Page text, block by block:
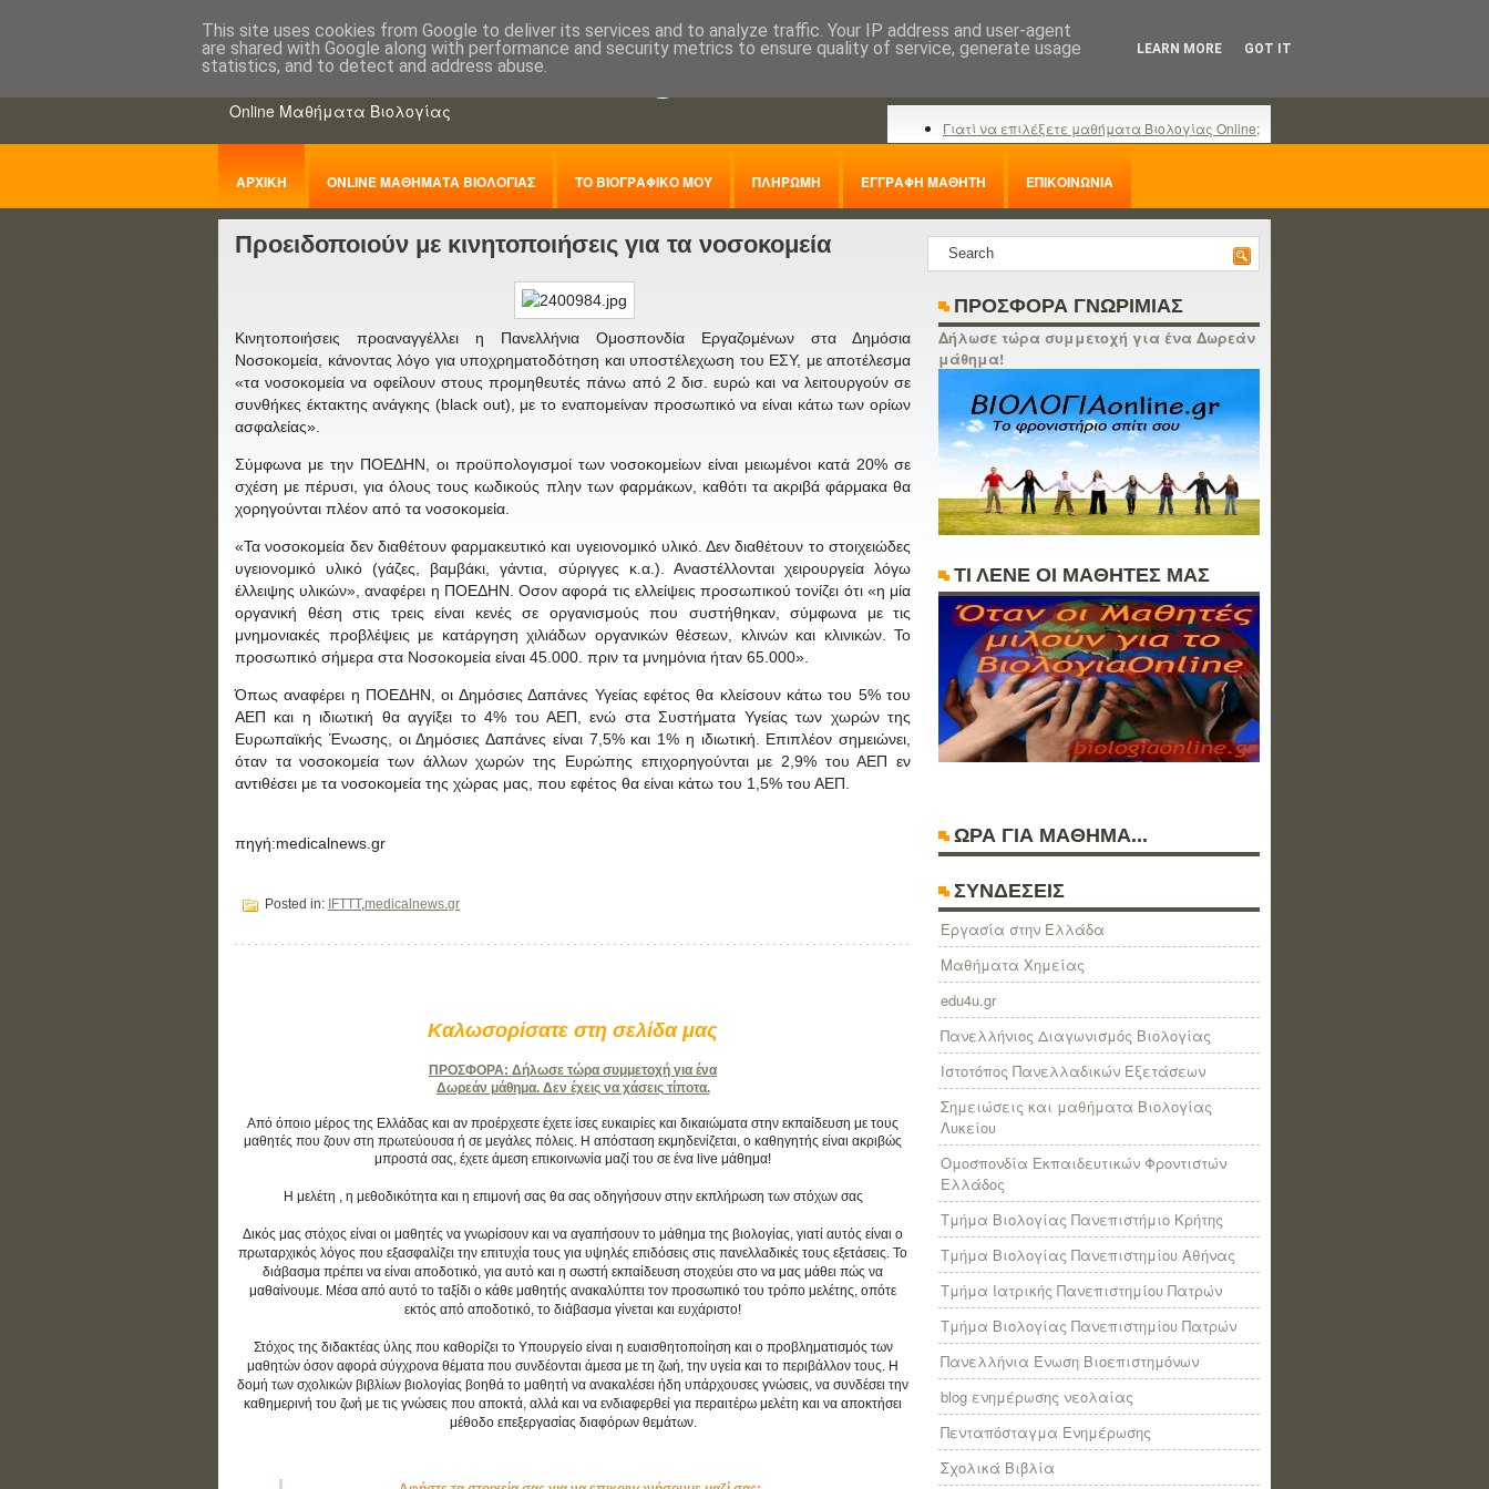
ΒΙΟΛΟΓΙΑonline.gr
Online Μαθήματα Βιολογίας
Γιατί να επιλέξετε μαθήματα Βιολογίας Online;
ΑΡΧΙΚΗ ONLINE ΜΑΘΗΜΑΤΑ ΒΙΟΛΟΓΙΑΣ ΤΟ ΒΙΟΓΡΑΦΙΚΟ ΜΟΥ ΠΛΗΡΩΜΗ ΕΓΓΡΑΦΗ ΜΑΘΗΤΗ ΕΠΙΚΟΙΝΩΝΙΑ
ΠΑΝΕΛΛΑΔΙΚΕΣ
Προειδοποιούν με κινητοποιήσεις για τα νοσοκομεία
Κινητοποιήσεις προαναγγέλλει η Πανελλήνια Ομοσπονδία Εργαζομένων στα Δημόσια
Νοσοκομεία, κάνοντας λόγο για υποχρηματοδότηση και υποστέλεχωση του ΕΣΥ, με αποτέλεσμα
«τα νοσοκομεία να οφείλουν στους προμηθευτές πάνω από 2 δισ. ευρώ και να λειτουργούν σε
συνθήκες έκτακτης ανάγκης (black out), με το εναπομείναν προσωπικό να είναι κάτω των ορίων
ασφαλείας».
Σύμφωνα με την ΠΟΕΔΗΝ, οι προϋπολογισμοί των νοσοκομείων είναι μειωμένοι κατά 20% σε
σχέση με πέρυσι, για όλους τους κωδικούς πλην των φαρμάκων, καθότι τα ακριβά φάρμακα θα
χορηγούνται πλέον από τα νοσοκομεία.
«Τα νοσοκομεία δεν διαθέτουν φαρμακευτικό και υγειονομικό υλικό. Δεν διαθέτουν το στοιχειώδες
υγειονομικό υλικό (γάζες, βαμβάκι, γάντια, σύριγγες κ.α.). Αναστέλλονται χειρουργεία λόγω
έλλειψης υλικών», αναφέρει η ΠΟΕΔΗΝ. Οσον αφορά τις ελλείψεις προσωπικού τονίζει ότι «η μία
οργανική θέση στις τρεις είναι κενές σε οργανισμούς που συστήθηκαν, σύμφωνα με τις
μνημονιακές προβλέψεις με κατάργηση χιλιάδων οργανικών θέσεων, κλινών και κλινικών. Το
προσωπικό σήμερα στα Νοσοκομεία είναι 45.000. πριν τα μνημόνια ήταν 65.000».
Όπως αναφέρει η ΠΟΕΔΗΝ, οι Δημόσιες Δαπάνες Υγείας εφέτος θα κλείσουν κάτω του 5% του
ΑΕΠ και η ιδιωτική θα αγγίξει το 4% του ΑΕΠ, ενώ στα Συστήματα Υγείας των χωρών της
Ευρωπαϊκής Ένωσης, οι Δημόσιες Δαπάνες είναι 7,5% και 1% η ιδιωτική. Επιπλέον σημειώνει,
όταν τα νοσοκομεία των άλλων χωρών της Ευρώπης επιχορηγούνται με 2,9% του ΑΕΠ εν
αντιθέσει με τα νοσοκομεία της χώρας μας, που εφέτος θα είναι κάτω του 1,5% του ΑΕΠ.
πηγή:medicalnews.gr
Posted in: IFTTT,medicalnews.gr
Καλωσορίσατε στη σελίδα μας
ΠΡΟΣΦΟΡΑ: Δήλωσε τώρα συμμετοχή για ένα
Δωρεάν μάθημα. Δεν έχεις να χάσεις τίποτα.
Από όποιο μέρος της Ελλάδας και αν προέρχεστε έχετε ίσες ευκαιρίες και δικαιώματα στην εκπαίδευση με τους
μαθητές που ζουν στη πρωτεύουσα ή σε μεγάλες πόλεις. Η απόσταση εκμηδενίζεται, ο καθηγητής είναι ακριβώς
μπροστά σας, έχετε άμεση επικοινωνία μαζί του σε ένα live μάθημα!
Η μελέτη , η μεθοδικότητα και η επιμονή σας θα σας οδηγήσουν στην εκπλήρωση των στόχων σας
Δικός μας στόχος είναι οι μαθητές να γνωρίσουν και να αγαπήσουν το μάθημα της βιολογίας, γιατί αυτός είναι ο
πρωταρχικός λόγος που εξασφαλίζει την επιτυχία τους για υψηλές επιδόσεις στις πανελλαδικές τους εξετάσεις. Το
διάβασμα πρέπει να είναι αποδοτικό, για αυτό και η σωστή εκπαίδευση στοχεύει στο να μας μάθει πώς να
μαθαίνουμε. Μέσα από αυτό το ταξίδι ο κάθε μαθητής ανακαλύπτει τον προσωπικό του τρόπο μελέτης, οπότε
εκτός από αποδοτικό, το διάβασμα γίνεται και ευχάριστο!
Στόχος της διδακτέας ύλης που καθορίζει το Υπουργείο είναι η ευαισθητοποίηση και ο προβληματισμός των
μαθητών όσον αφορά σύγχρονα θέματα που συνδέονται άμεσα με τη ζωή, την υγεία και το περιβάλλον τους. Η
δομή των σχολικών βιβλίων βιολογίας βοηθά το μαθητή να ανακαλέσει ήδη υπάρχουσες γνώσεις, να συνδέσει την
καθημερινή του ζωή με τις γνώσεις που αποκτά, αλλά και να ενδιαφερθεί για περαιτέρω μελέτη και να αποκτήσει
μέθοδο επεξεργασίας διαφόρων θεμάτων.
ΠΡΟΣΦΟΡΑ ΓΝΩΡΙΜΙΑΣ
Δήλωσε τώρα συμμετοχή για ένα Δωρεάν
μάθημα!
ΤΙ ΛΕΝΕ ΟΙ ΜΑΘΗΤΕΣ ΜΑΣ
ΩΡΑ ΓΙΑ ΜΑΘΗΜΑ...
ΣΥΝΔΕΣΕΙΣ
Eργασία στην Ελλάδα
Μαθήματα Χημείας
edu4u.gr
Πανελλήνιος Διαγωνισμός Βιολογίας
Ιστοτόπος Πανελλαδικών Εξετάσεων
Σημειώσεις και μαθήματα Βιολογίας
Λυκείου
Ομοσπονδία Εκπαιδευτικών Φροντιστών
Ελλάδος
Τμήμα Βιολογίας Πανεπιστήμιο Κρήτης
Τμήμα Βιολογίας Πανεπιστημίου Αθήνας
Τμήμα Ιατρικής Πανεπιστημίου Πατρών
Τμήμα Βιολογίας Πανεπιστημίου Πατρών
Πανελλήνια Ένωση Βιοεπιστημόνων
blog ενημέρωσης νεολαίας
Πενταπόσταγμα Ενημέρωσης
Σχολικά Βιβλία
This site uses cookies from Google to deliver its services and to analyze traffic. Your IP address and user-agent
are shared with Google along with performance and security metrics to ensure quality of service, generate usage
statistics, and to detect and address abuse.
LEARN MORE GOT IT